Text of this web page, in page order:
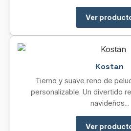
Ver
Kostan
Tierno y suave reno de
personalizable. Un divertido
navideños...
Ver